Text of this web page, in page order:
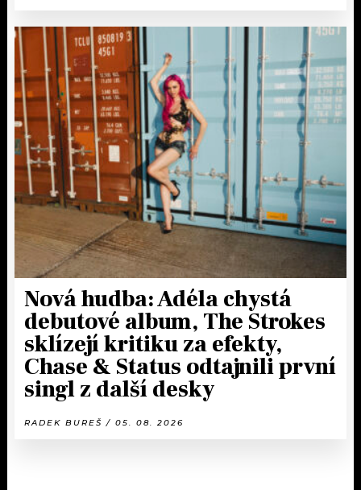
Nová hudba: Adéla chystá
debutové album, The Strokes
sklízejí kritiku za efekty,
Chase & Status odtajnili první
singl z další desky
RADEK BUREŠ / 05. 08. 2026